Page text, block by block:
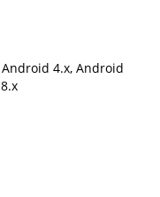
4.x, Android